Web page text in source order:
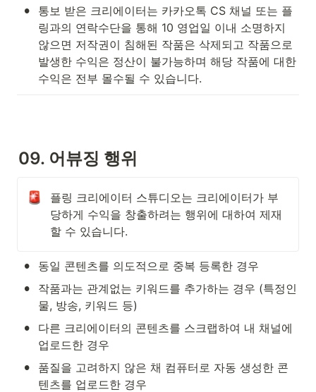
•
통보 받은 크리에이터는 카카오톡 CS 채널 또는 플
링과의 연락수단을 통해 10 영업일 이내 소명하지
않으면 저작권이 침해된 작품은 삭제되고 작품으로
발생한 수익은 정산이 불가능하며 해당 작품에 대한
수익은 전부 몰수될 수 있습니다.
09. 어뷰징 행위
플링 크리에이터 스튜디오는 크리에이터가 부
당하게 수익을 창출하려는 행위에 대하여 제재
할 수 있습니다.
• 동일 콘텐츠를 의도적으로 중복 등록한 경우
•
작품과는 관계없는 키워드를 추가하는 경우 (특정인
물, 방송, 키워드 등)
•
다른 크리에이터의 콘텐츠를 스크랩하여 내 채널에
업로드한 경우
•
품질을 고려하지 않은 채 컴퓨터로 자동 생성한 콘
텐츠를 업로드한 경우